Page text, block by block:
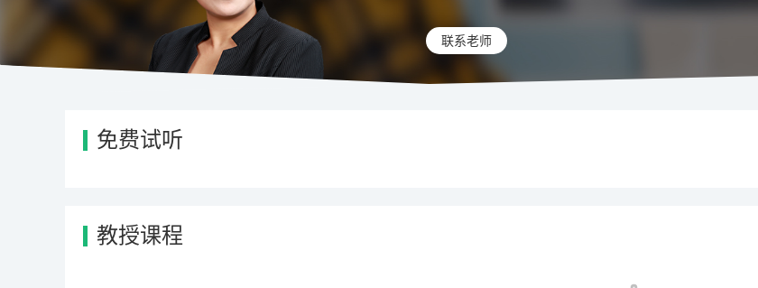
联系老师
免费试听
教授课程